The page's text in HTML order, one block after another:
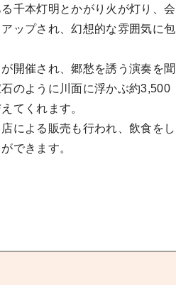
千本灯明とかがり火が灯り、会
ップされ、幻想的な雰囲気に包
開催され、郷愁を誘う演奏を聞
のように川面に浮かぶ約3,500
てくれます。
による販売も行われ、飲食をし
できます。